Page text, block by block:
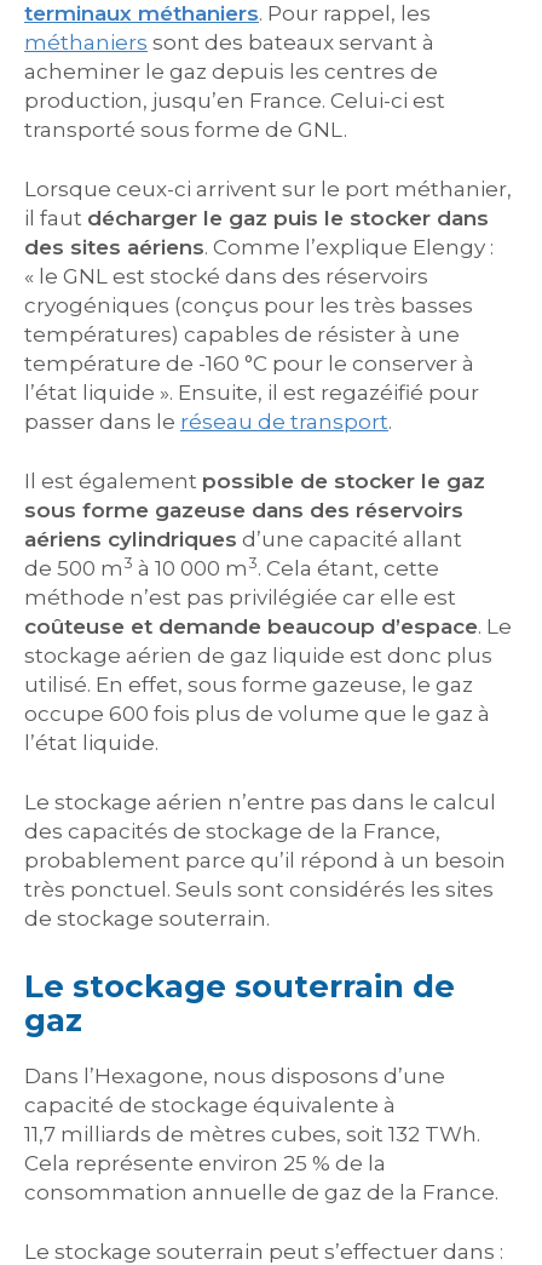
terminaux méthaniers. Pour rappel, les
méthaniers sont des bateaux servant à
acheminer le gaz depuis les centres de
production, jusqu’en France. Celui-ci est
transporté sous forme de GNL.
Lorsque ceux-ci arrivent sur le port méthanier,
il faut décharger le gaz puis le stocker dans
des sites aériens. Comme l’explique Elengy :
« le GNL est stocké dans des réservoirs
cryogéniques (conçus pour les très basses
températures) capables de résister à une
température de -160 °C pour le conserver à
l’état liquide ». Ensuite, il est regazéifié pour
passer dans le réseau de transport.
Il est également possible de stocker le gaz
sous forme gazeuse dans des réservoirs
aériens cylindriques d’une capacité allant
de 500 m3 à 10 000 m3. Cela étant, cette
méthode n’est pas privilégiée car elle est
coûteuse et demande beaucoup d’espace. Le
stockage aérien de gaz liquide est donc plus
utilisé. En effet, sous forme gazeuse, le gaz
occupe 600 fois plus de volume que le gaz à
l’état liquide.
Le stockage aérien n’entre pas dans le calcul
des capacités de stockage de la France,
probablement parce qu’il répond à un besoin
très ponctuel. Seuls sont considérés les sites
de stockage souterrain.
Le stockage souterrain de
gaz
Dans l’Hexagone, nous disposons d’une
capacité de stockage équivalente à
11,7 milliards de mètres cubes, soit 132 TWh.
Cela représente environ 25 % de la
consommation annuelle de gaz de la France.
Le stockage souterrain peut s’effectuer dans :